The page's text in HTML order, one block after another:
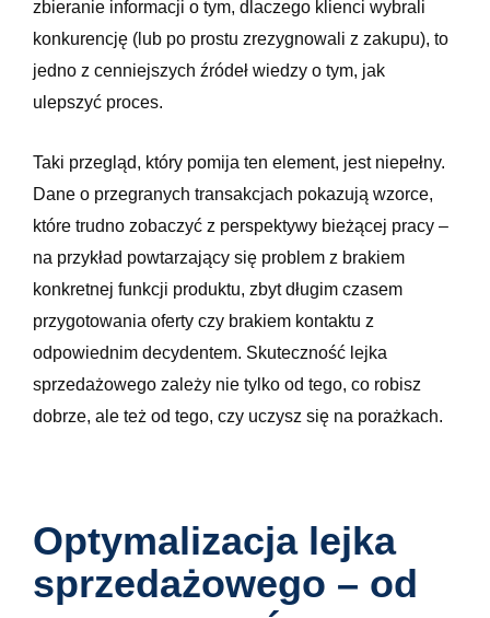
zbieranie informacji o tym, dlaczego klienci wybrali
konkurencję (lub po prostu zrezygnowali z zakupu), to
jedno z cenniejszych źródeł wiedzy o tym, jak
ulepszyć proces.
Taki przegląd, który pomija ten element, jest niepełny.
Dane o przegranych transakcjach pokazują wzorce,
które trudno zobaczyć z perspektywy bieżącej pracy –
na przykład powtarzający się problem z brakiem
konkretnej funkcji produktu, zbyt długim czasem
przygotowania oferty czy brakiem kontaktu z
odpowiednim decydentem. Skuteczność lejka
sprzedażowego zależy nie tylko od tego, co robisz
dobrze, ale też od tego, czy uczysz się na porażkach.
Optymalizacja lejka
sprzedażowego – od